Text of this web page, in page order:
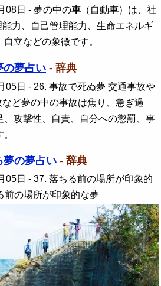
08日 - 夢の中の車 （自動車）は、社
力、自己管理能力、生命エネルギ
立などの象徴です。
の夢占い - 辞典
05日 - 26. 事故で死ぬ夢 交通事故や
など夢の中の事故は焦り、急ぎ過
、攻撃性、自責、自分への懲罰、事
夢の夢占い - 辞典
05日 - 37. 落ちる前の場所が印象的
前の場所が印象的な夢